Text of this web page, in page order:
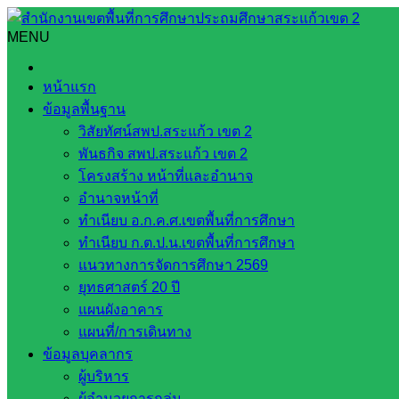
Skip
to
content
MENU
หน้าแรก
ข้อมูลพื้นฐาน
วิสัยทัศน์สพป.สระแก้ว เขต 2
พันธกิจ สพป.สระแก้ว เขต 2
โครงสร้าง หน้าที่และอำนาจ
อำนาจหน้าที่
ทำเนียบ อ.ก.ค.ศ.เขตพื้นที่การศึกษา
ทำเนียบ ก.ต.ป.น.เขตพื้นที่การศึกษา
แนวทางการจัดการศึกษา 2569
ยุทธศาสตร์ 20 ปี
แผนผังอาคาร
แผนที่/การเดินทาง
ข้อมูลบุคลากร
ผู้บริหาร
Search
ประชุม อ.ก.ค.ศ. เขตพื้นที่การศึกษาประถมศึกษาสระแก้วเขต 2
ประชุม อ.ก.ค.ศ. เขตพื้นที่การศึกษาประถ
ประจำปีงบประมาณ พ.ศ. 2567
กันยายน 27, 2024กันยายน 30, 2024
Post Views: 340